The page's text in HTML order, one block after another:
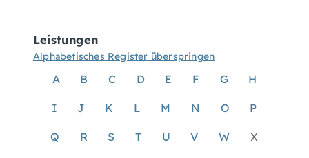
Leistungen
Alphabetisches Register überspringen
A B C D E F G H
I J K L M N O P
Q R S T U V W X